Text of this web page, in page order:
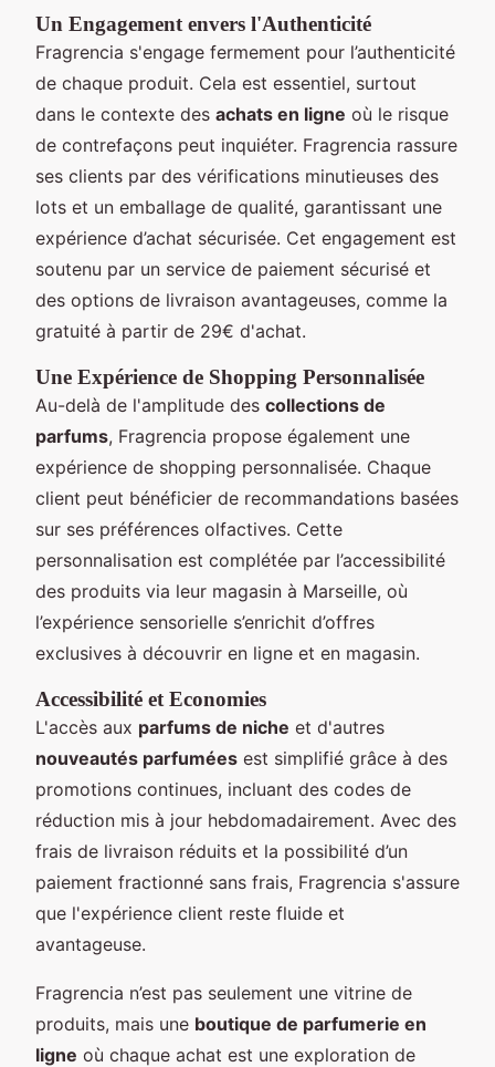
Un Engagement envers l'Authenticité
Fragrencia s'engage fermement pour l’authenticité
de chaque produit. Cela est essentiel, surtout
dans le contexte des achats en ligne où le risque
de contrefaçons peut inquiéter. Fragrencia rassure
ses clients par des vérifications minutieuses des
lots et un emballage de qualité, garantissant une
expérience d’achat sécurisée. Cet engagement est
soutenu par un service de paiement sécurisé et
des options de livraison avantageuses, comme la
gratuité à partir de 29€ d'achat.
Une Expérience de Shopping Personnalisée
Au-delà de l'amplitude des collections de
parfums, Fragrencia propose également une
expérience de shopping personnalisée. Chaque
client peut bénéficier de recommandations basées
sur ses préférences olfactives. Cette
personnalisation est complétée par l’accessibilité
des produits via leur magasin à Marseille, où
l’expérience sensorielle s’enrichit d’offres
exclusives à découvrir en ligne et en magasin.
Accessibilité et Economies
L'accès aux parfums de niche et d'autres
nouveautés parfumées est simplifié grâce à des
promotions continues, incluant des codes de
réduction mis à jour hebdomadairement. Avec des
frais de livraison réduits et la possibilité d’un
paiement fractionné sans frais, Fragrencia s'assure
que l'expérience client reste fluide et
avantageuse.
Fragrencia n’est pas seulement une vitrine de
produits, mais une boutique de parfumerie en
ligne où chaque achat est une exploration de